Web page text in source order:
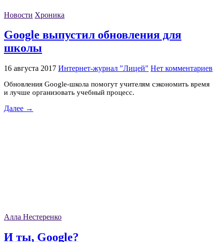
Новости Хроника
Google выпустил обновления для
школы
16 августа 2017 Интернет-журнал "Лицей" Нет комментариев
Обновления Google-школа помогут учителям сэкономить время
и лучше организовать учебный процесс.
Далее →
Алла Нестеренко
И ты, Google?